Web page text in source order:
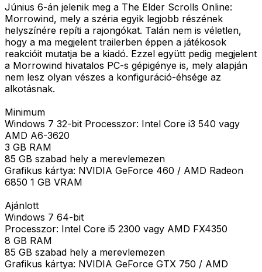
Június 6-án jelenik meg a The Elder Scrolls Online:
Morrowind, mely a széria egyik legjobb részének
helyszínére repíti a rajongókat. Talán nem is véletlen,
hogy a ma megjelent trailerben éppen a játékosok
reakcióit mutatja be a kiadó. Ezzel együtt pedig megjelent
a Morrowind hivatalos PC-s gépigénye is, mely alapján
nem lesz olyan vészes a konfiguráció-éhsége az
alkotásnak.
Minimum
Windows 7 32-bit Processzor: Intel Core i3 540 vagy
AMD A6-3620
3 GB RAM
85 GB szabad hely a merevlemezen
Grafikus kártya: NVIDIA GeForce 460 / AMD Radeon
6850 1 GB VRAM
Ajánlott
Windows 7 64-bit
Processzor: Intel Core i5 2300 vagy AMD FX4350
8 GB RAM
85 GB szabad hely a merevlemezen
Grafikus kártya: NVIDIA GeForce GTX 750 / AMD